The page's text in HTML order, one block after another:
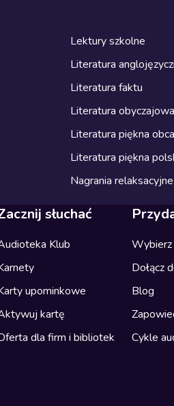
Lektury szkolne
Literatura
Literatura faktu
Literatura obyczajowa
Literatura piękna obca
Literatura piękna
Nagrania relaksacyjne
słuchać
Klub
upominkowe
kartę
dla firm i bibliotek
Dołącz
Blog
Cykle